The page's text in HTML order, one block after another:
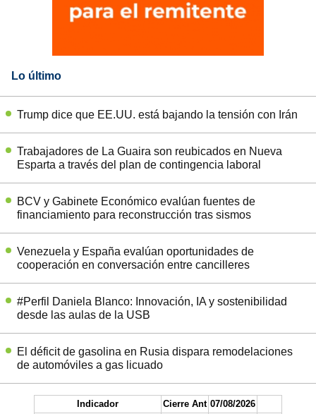
Lo último
Trump dice que EE.UU. está bajando la tensión con Irán
Trabajadores de La Guaira son reubicados en Nueva
Esparta a través del plan de contingencia laboral
BCV y Gabinete Económico evalúan fuentes de
financiamiento para reconstrucción tras sismos
Venezuela y España evalúan oportunidades de
cooperación en conversación entre cancilleres
#Perfil Daniela Blanco: Innovación, IA y sostenibilidad
desde las aulas de la USB
El déficit de gasolina en Rusia dispara remodelaciones
de automóviles a gas licuado
Indicador Cierre Ant 07/08/2026